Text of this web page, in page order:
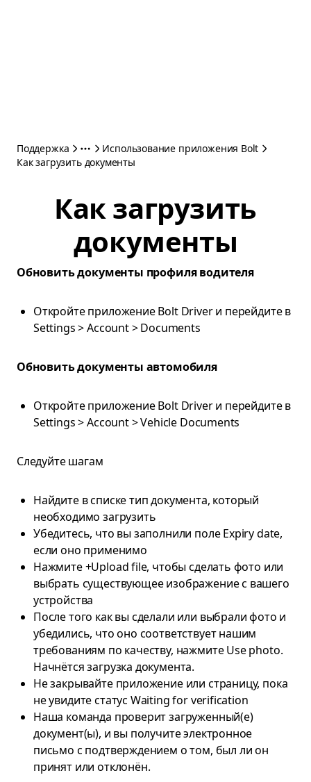
Поддержка
Использование приложения Bolt
Как загрузить документы
Как загрузить
документы
Обновить документы профиля водителя
Откройте приложение Bolt Driver и перейдите в
Settings > Account > Documents
Обновить документы автомобиля
Откройте приложение Bolt Driver и перейдите в
Settings > Account > Vehicle Documents
Следуйте шагам
Найдите в списке тип документа, который
необходимо загрузить
Убедитесь, что вы заполнили поле Expiry date,
если оно применимо
Нажмите +Upload file, чтобы сделать фото или
выбрать существующее изображение с вашего
устройства
После того как вы сделали или выбрали фото и
убедились, что оно соответствует нашим
требованиям по качеству, нажмите Use photo.
Начнётся загрузка документа.
Не закрывайте приложение или страницу, пока
не увидите статус Waiting for verification
Наша команда проверит загруженный(е)
документ(ы), и вы получите электронное
письмо с подтверждением о том, был ли он
принят или отклонён.